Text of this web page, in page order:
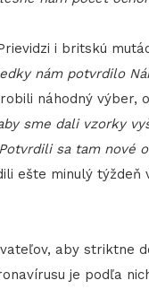
i britskú
nám potvrdilo
náhodný
sme dali vzorky
sa tam
ešte minulý týždeň
aby
je podľa